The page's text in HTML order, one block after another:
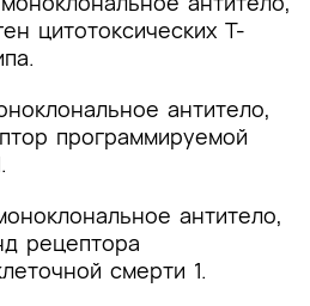
цитотоксических Т-
антитело,
программируемой
антитело,
рецептора
смерти 1.